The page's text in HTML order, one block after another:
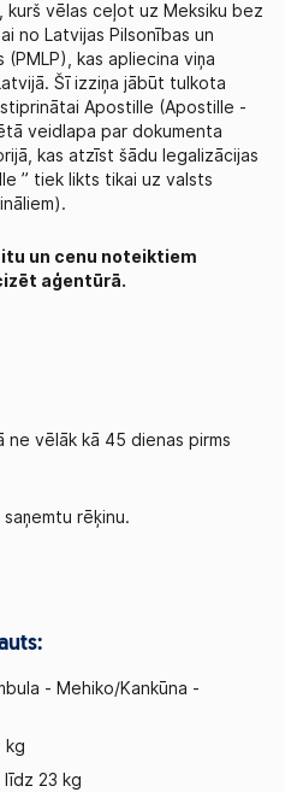
kurš vēlas ceļot uz Meksiku bez
no Latvijas Pilsonības un
kas apliecina viņa
Šī izziņa jābūt tulkota
Apostille (Apostille -
veidlapa par dokumenta
kas atzīst šādu legalizācijas
” tiek likts tikai uz valsts
un cenu noteiktiem
aģentūrā.
ne vēlāk kā 45 dienas pirms
rēķinu.
- Mehiko/Kankūna -
kg
līdz 23 kg